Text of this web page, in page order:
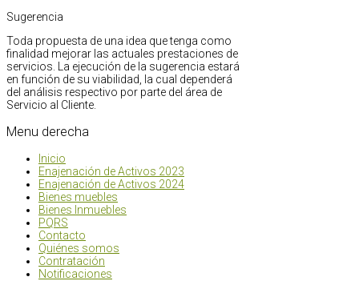
Sugerencia
Toda propuesta de una idea que tenga como
finalidad mejorar las actuales prestaciones de
servicios. La ejecución de la sugerencia estará
en función de su viabilidad, la cual dependerá
del análisis respectivo por parte del área de
Servicio al Cliente.
Menu derecha
Inicio
Enajenación de Activos 2023
Enajenación de Activos 2024
Bienes muebles
Bienes Inmuebles
PQRS
Contacto
Quiénes somos
Contratación
Notificaciones